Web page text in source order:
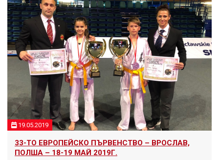
19.05.2019
33-ТО ЕВРОПЕЙСКО ПЪРВЕНСТВО – ВРОСЛАВ,
ПОЛША – 18-19 МАЙ 2019Г.